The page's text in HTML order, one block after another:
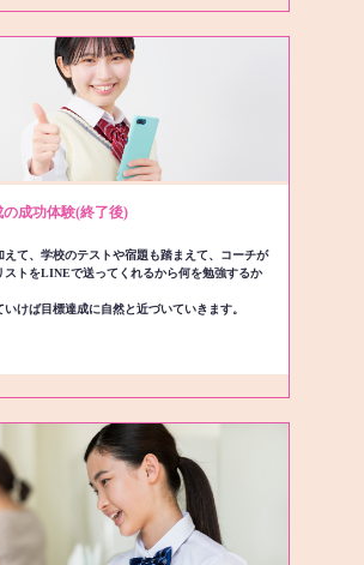
の成功体験(終了後)
えて、学校のテストや宿題も踏まえて、コーチが
ストをLINEで送ってくれるから何を勉強するか
いけば目標達成に自然と近づいていきます。